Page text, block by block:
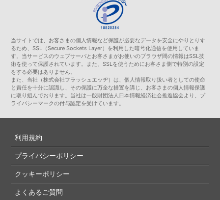
当サイトでは、お客さまの個人情報など保護が必要なデータを安全にやりとりす
るため、SSL（Secure Sockets Layer）を利用した暗号化通信を使用していま
す。当サービスのウェブサーバとお客さまがお使いのブラウザ間の情報はSSL技
術を使って保護されています。また、SSLを使うためにお客さま側で特別の設定
をする必要はありません。
また、当社（株式会社フラッシュエッヂ）は、個人情報取り扱い者としての使命
と責任を十分に認識し、その保護に万全な措置を講じ、お客さまの個人情報保護
に取り組んでおります。当社は一般財団法人日本情報経済社会推進協会より、プ
ライバシーマークの付与認定を受けています。
利用規約
プライバシーポリシー
クッキーポリシー
よくあるご質問